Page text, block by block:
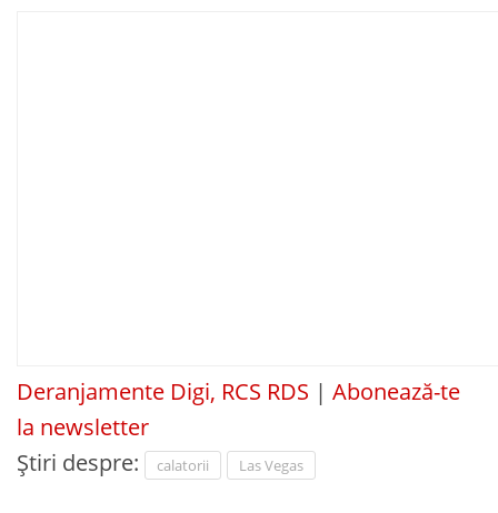
Deranjamente Digi, RCS RDS | Abonează-te
la newsletter
Știri despre:
calatorii Las Vegas